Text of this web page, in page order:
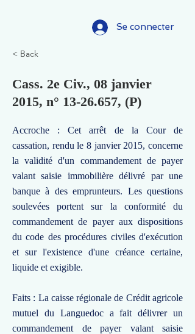
Se connecter
< Back
Cass. 2e Civ., 08 janvier
2015, n° 13-26.657, (P)
Accroche : Cet arrêt de la Cour de
cassation, rendu le 8 janvier 2015, concerne
la validité d'un commandement de payer
valant saisie immobilière délivré par une
banque à des emprunteurs. Les questions
soulevées portent sur la conformité du
commandement de payer aux dispositions
du code des procédures civiles d'exécution
et sur l'existence d'une créance certaine,
liquide et exigible.
Faits : La caisse régionale de Crédit agricole
mutuel du Languedoc a fait délivrer un
commandement de payer valant saisie